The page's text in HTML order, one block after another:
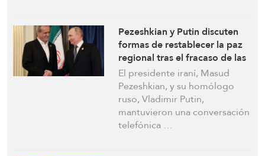
Pezeshkian y Putin discuten
formas de restablecer la paz
regional tras el fracaso de las
conversaciones con EEUU
El presidente iraní, Masud
Pezeshkian, y su homólogo
ruso, Vladimir Putin,
mantuvieron una conversación
telefónica …